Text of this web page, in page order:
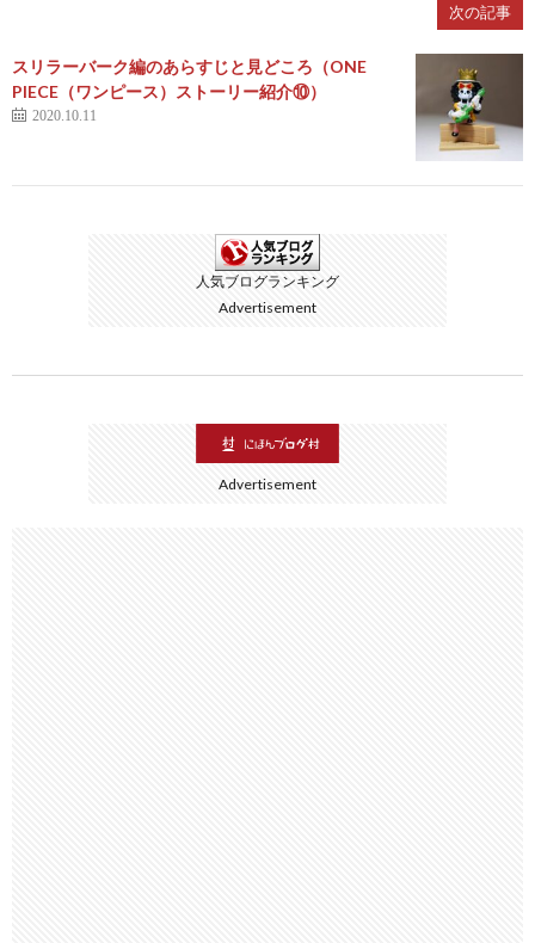
次の記事
スリラーバーク編のあらすじと見どころ（ONE
PIECE（ワンピース）ストーリー紹介⑩）
2020.10.11
人気ブログランキング
Advertisement
Advertisement